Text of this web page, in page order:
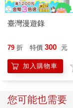
臺灣漫遊錄
79 折 特價 300 元
加入購物車
您可能也需要